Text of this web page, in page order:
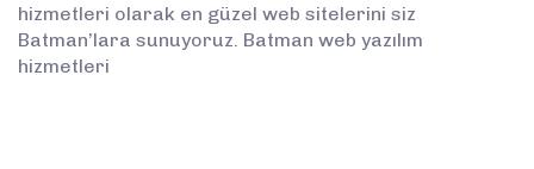
hizmetleri olarak en güzel web sitelerini siz
Batman’lara sunuyoruz. Batman web yazılım
hizmetleri